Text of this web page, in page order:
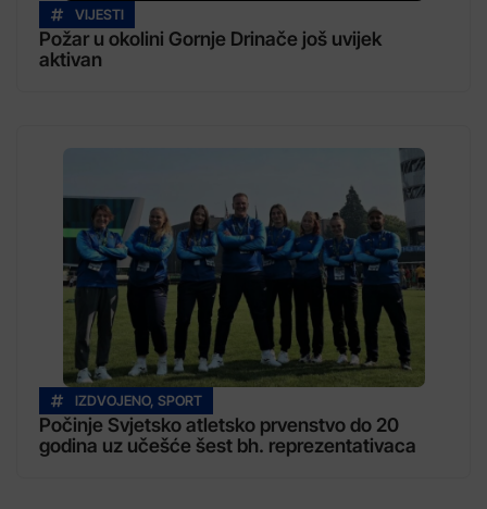
VIJESTI
Požar u okolini Gornje Drinače još uvijek
aktivan
IZDVOJENO, SPORT
Počinje Svjetsko atletsko prvenstvo do 20
godina uz učešće šest bh. reprezentativaca